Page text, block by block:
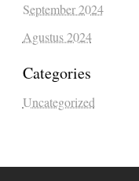
September 2024
Agustus 2024
Categories
Uncategorized